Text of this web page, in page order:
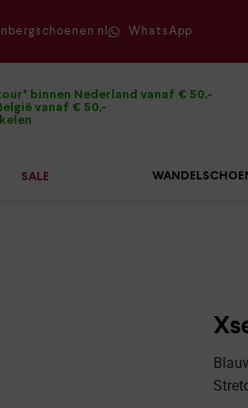
WhatsApp
binnen Nederland vanaf € 50,-
vanaf € 50,-
SALE